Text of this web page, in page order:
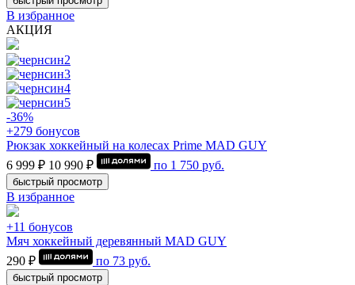
В избранное
АКЦИЯ
-36%
+279 бонусов
Рюкзак хоккейный на колесах Prime MAD GUY
6 999 ₽ 10 990 ₽ по 1 750 руб.
быстрый просмотр
В избранное
+11 бонусов
Мяч хоккейный деревянный MAD GUY
290 ₽
по 73 руб.
быстрый просмотр